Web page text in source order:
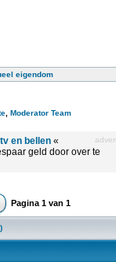
eigendom
Moderator Team
en bellen «
geld door over te
Pagina 1 van 1